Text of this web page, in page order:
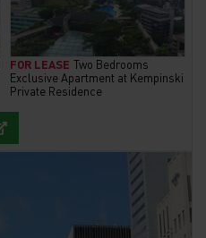
FOR LEASE Two Bedrooms
Exclusive Apartment at Kempinski
Private Residence